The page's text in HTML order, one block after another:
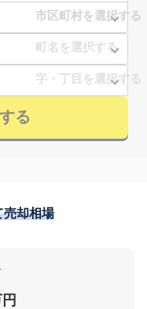
る
売却相場